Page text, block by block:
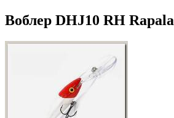
Воблер DHJ10 RH Rapala